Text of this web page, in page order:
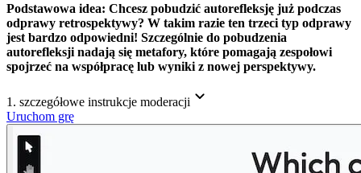
Podstawowa idea: Chcesz pobudzić autorefleksję już podczas
odprawy retrospektywy? W takim razie ten trzeci typ odprawy
jest bardzo odpowiedni! Szczególnie do pobudzenia
autorefleksji nadają się metafory, które pomagają zespołowi
spojrzeć na współpracę lub wyniki z nowej perspektywy.
1. szczegółowe instrukcje moderacji
Uruchom grę